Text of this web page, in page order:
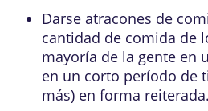
Darse atracones de
cantidad de comida de
mayoría de la gente en
en un corto período de
más) en forma reiterada.